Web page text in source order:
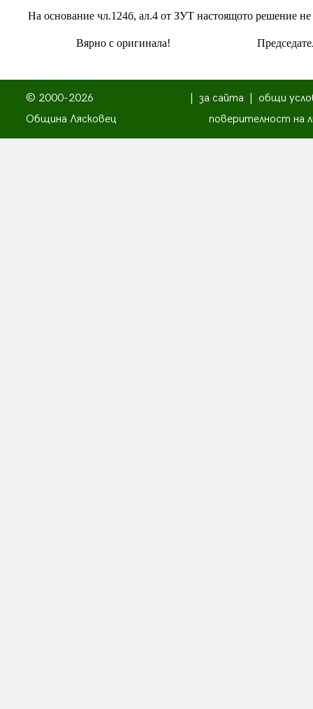
На основание чл.124б, ал.4 от ЗУТ настоящото решение
Вярно с оригинала!
© 2000-2026
Община Лясковец
за сайта
общи
поверителност на